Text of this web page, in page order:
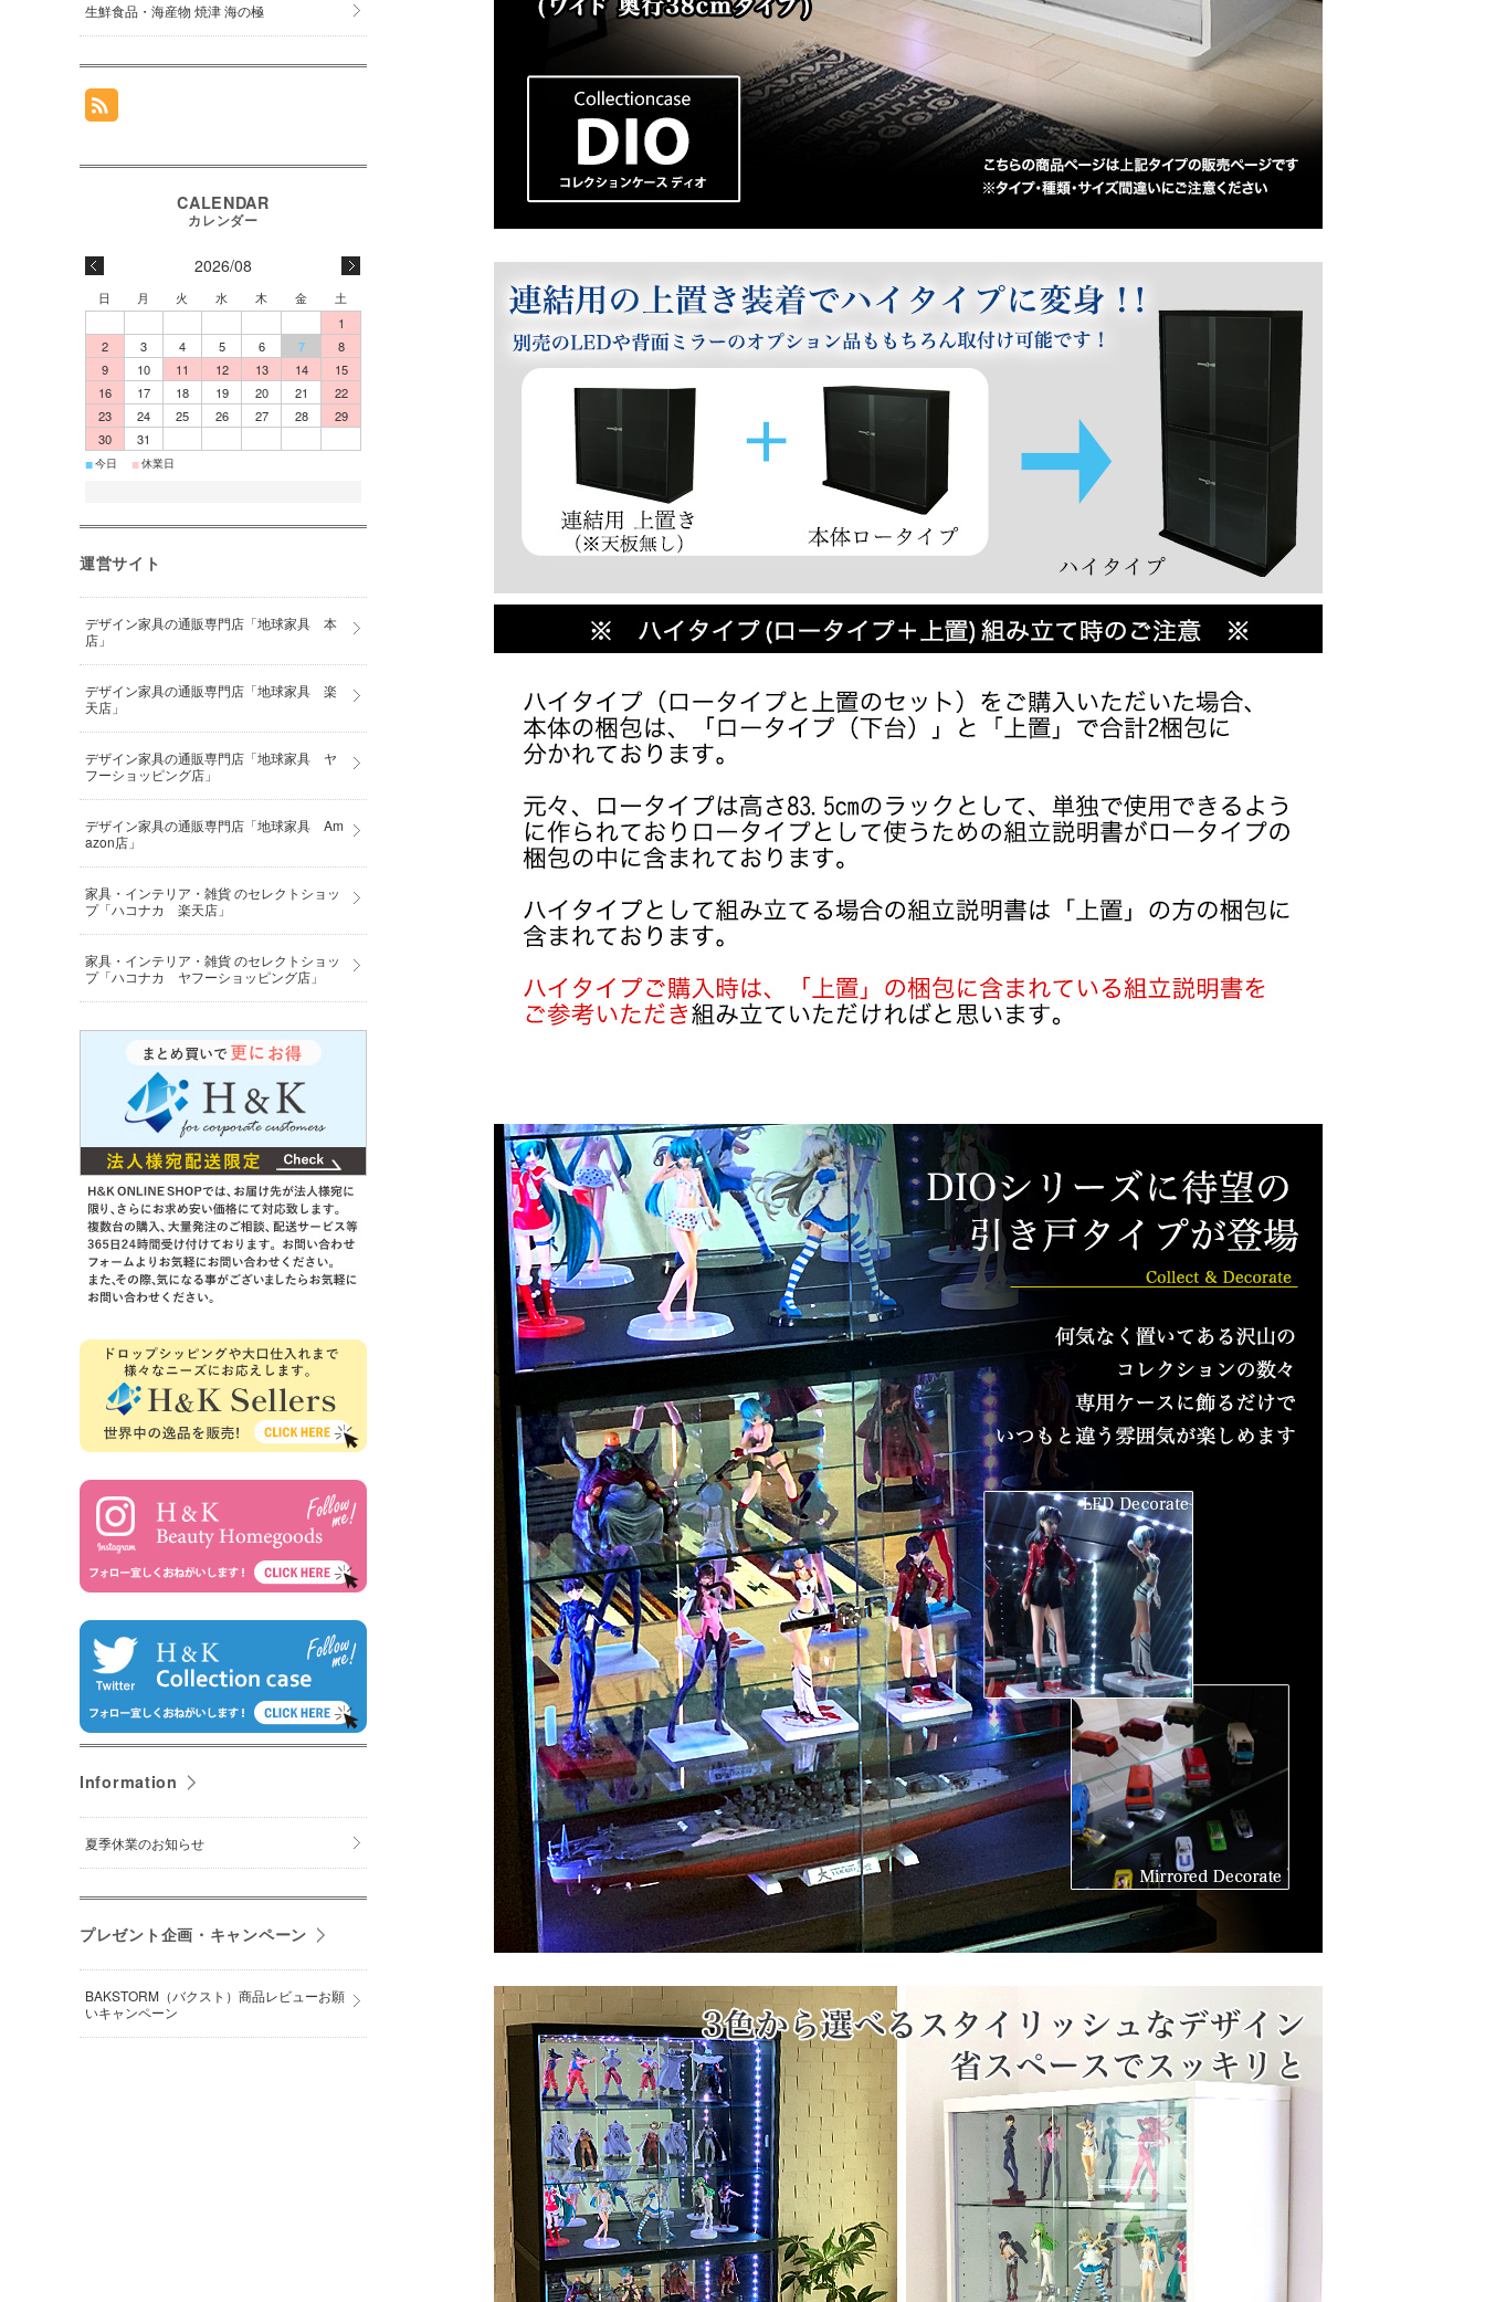
生鮮食品・海産物 焼津 海の極
2026/08
日 月 火 水 木 金
土
1
2
3 4 5 6 7
8
9
10 11 12 13 14
15
16
17 18 19 20 21
22
23
24 25 26 27 28
29
30
31
■今日 ■休業日
運営サイト
デザイン家具の通販専門店「地球家具 本
店」
デザイン家具の通販専門店「地球家具 楽
天店」
デザイン家具の通販専門店「地球家具 ヤ
フーショッピング店」
デザイン家具の通販専門店「地球家具 Am
azon店」
家具・インテリア・雑貨 のセレクトショッ
プ「ハコナカ 楽天店」
家具・インテリア・雑貨 のセレクトショッ
プ「ハコナカ ヤフーショッピング店」
Information
夏季休業のお知らせ
プレゼント企画・キャンペーン
BAKSTORM（バクスト）商品レビューお願
いキャンペーン